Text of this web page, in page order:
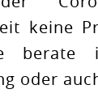
keine
berate
oder